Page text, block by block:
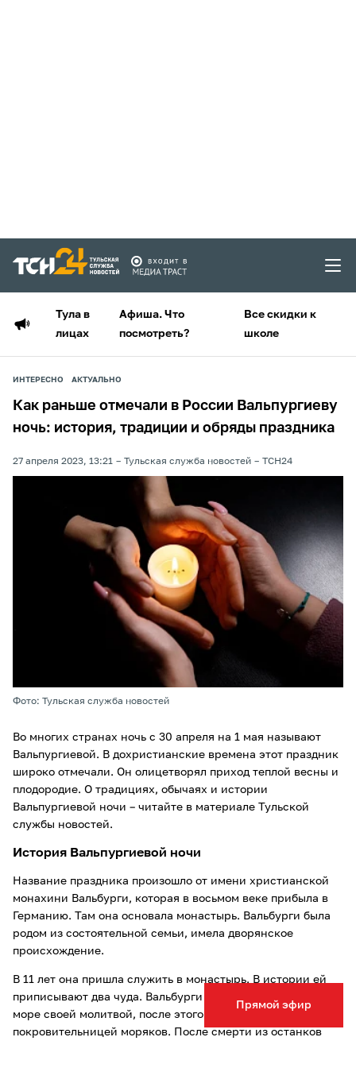
Тула в
лицах
Афиша. Что
посмотреть?
Все скидки к
школе
Прямой эфир
ИНТЕРЕСНО АКТУАЛЬНО
Как раньше отмечали в России Вальпургиеву
ночь: история, традиции и обряды праздника
27 апреля 2023, 13:21 Тульская служба новостей ТСН24
Фото: Тульская служба новостей
Во многих странах ночь с 30 апреля на 1 мая называют
Вальпургиевой. В дохристианские времена этот праздник
широко отмечали. Он олицетворял приход теплой весны и
плодородие. О традициях, обычаях и истории
Вальпургиевой ночи – читайте в материале Тульской
службы новостей.
История Вальпургиевой ночи
Название праздника произошло от имени христианской
монахини Вальбурги, которая в восьмом веке прибыла в
Германию. Там она основала монастырь. Вальбурги была
родом из состоятельной семьи, имела дворянское
происхождение.
В 11 лет она пришла служить в монастырь. В истории ей
приписывают два чуда. Вальбурги остановила ураган в
море своей молитвой, после этого стала
покровительницей моряков. После смерти из останков